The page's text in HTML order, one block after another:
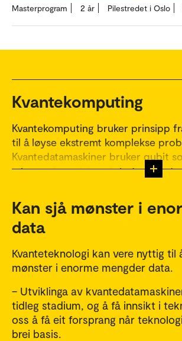
Masterprogram 2 år Pilestredet i Oslo
Kvantekomputing
Kvantekomputing bruker prinsipp
til å løyse ekstremt komplekse
Kvantedatamaskiner bruker qubit
informasjonseininga i staden for
Kan sjå mønster i
data
Kvanteteknologi kan vere nyttig til
mønster i enorme mengder data.
– Utviklinga av
tidleg stadium, og å få innsikt i
oss å få eit forsprang når
brei basis.